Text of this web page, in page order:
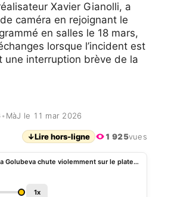
Xavier Gianolli, a
caméra en rejoignant le
en salles le 18 mars,
lorsque l’incident est
une interruption brève de la
• MàJ le 11 mar 2026
↓Lire hors-ligne 1 925vues
Nastia Golubeva chute violemment sur le plateau de C à Vous en présence de Jean Dujardin
1x